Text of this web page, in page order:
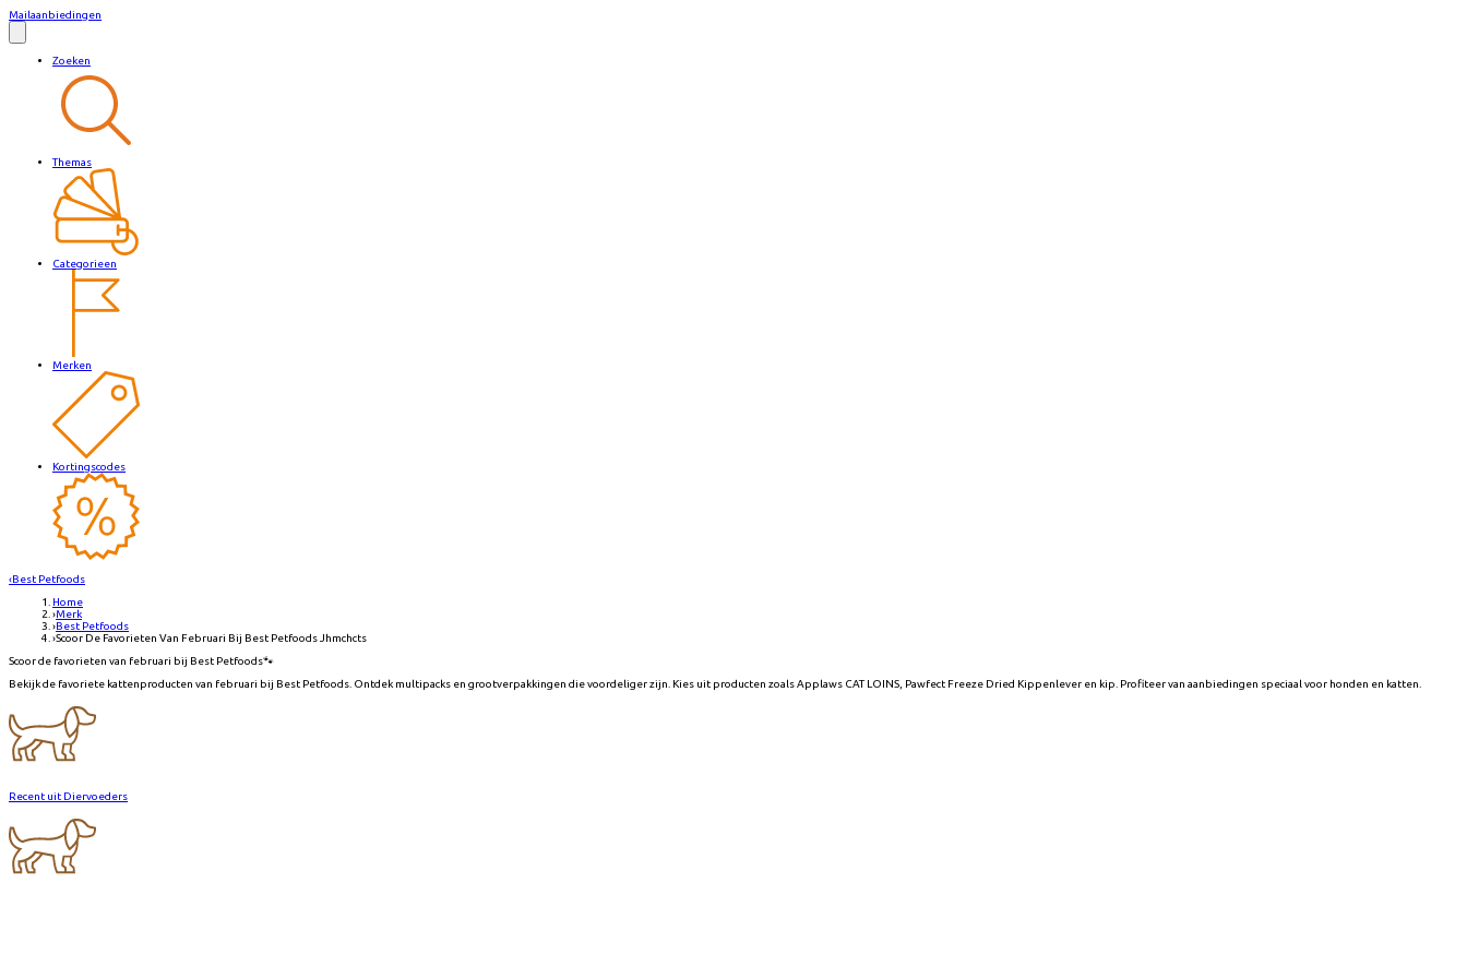
Mailaanbiedingen
Zoeken
Themas
Categorieen
Merken
Kortingscodes
‹Best Petfoods
Home
›Merk
›Best Petfoods
›Scoor De Favorieten Van Februari Bij Best Petfoods Jhmchcts
Scoor de favorieten van februari bij Best Petfoods🐾
Bekijk de favoriete kattenproducten van februari bij Best Petfoods. Ontdek multipacks en grootverpakkingen die voordeliger zijn. Kies uit producten zoals Applaws CAT LOINS, Pawfect Freeze Dried Kippenlever en kip. Profiteer van aanbiedingen speciaal voor honden en katten.
Recent uit Diervoeders